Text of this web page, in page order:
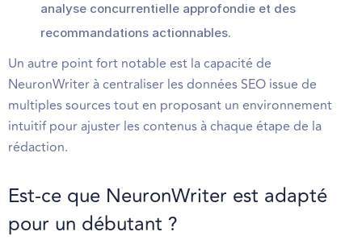
analyse concurrentielle approfondie et des
recommandations actionnables.
Un autre point fort notable est la capacité de
NeuronWriter à centraliser les données SEO issue de
multiples sources tout en proposant un environnement
intuitif pour ajuster les contenus à chaque étape de la
rédaction.
Est-ce que NeuronWriter est adapté
pour un débutant ?